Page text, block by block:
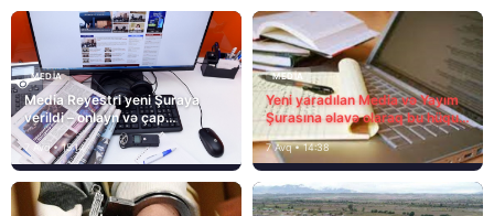
MEDİA
Media Reyestri yeni Şuraya
verildi – onlayn və çap
mediasını nə gözləyir?
7 Avq • 15:14
MEDİA
Yeni yaradılan Media və Yayım
Şurasına əlavə olaraq bu hüquq
və vəzifələr də verilib
7 Avq • 14:38